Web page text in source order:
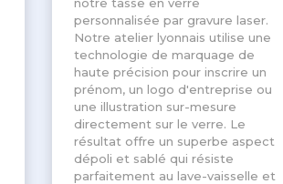
personnalisée par gravure laser.
Notre atelier lyonnais utilise une
technologie de marquage de
haute précision pour inscrire un
prénom, un logo d'entreprise ou
une illustration sur-mesure
directement sur le verre. Le
résultat offre un superbe aspect
dépoli et sablé qui résiste
parfaitement au lave-vaisselle et